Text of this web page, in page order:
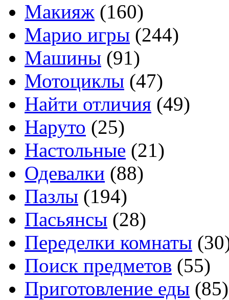
Макияж (160)
Марио игры (244)
Машины (91)
Мотоциклы (47)
Найти отличия (49)
Наруто (25)
Настольные (21)
Одевалки (88)
Пазлы (194)
Пасьянсы (28)
Переделки комнаты
Поиск предметов (55)
Приготовление еды (85)